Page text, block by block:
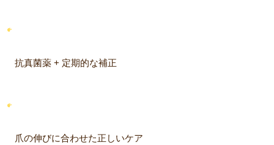
抗真菌薬 + 定期的な補正
爪の伸びに合わせた正しいケア